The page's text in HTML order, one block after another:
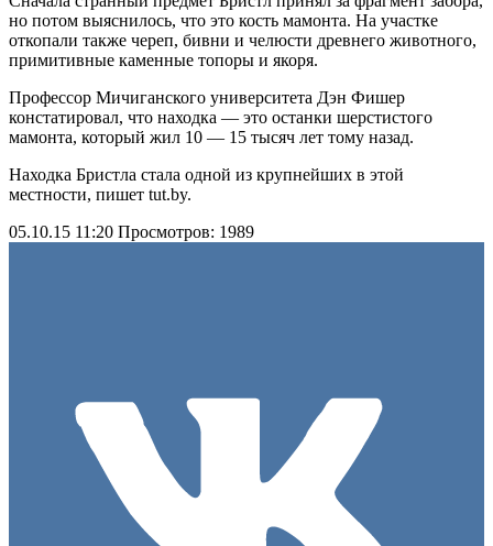
но потом выяснилось, что это кость мамонта. На участке
откопали также череп, бивни и челюсти древнего животного,
примитивные каменные топоры и якоря.
Профессор Мичиганского университета Дэн Фишер
констатировал, что находка — это останки шерстистого
мамонта, который жил 10 — 15 тысяч лет тому назад.
Находка Бристла стала одной из крупнейших в этой
местности, пишет tut.by.
05.10.15 11:20 Просмотров: 1989